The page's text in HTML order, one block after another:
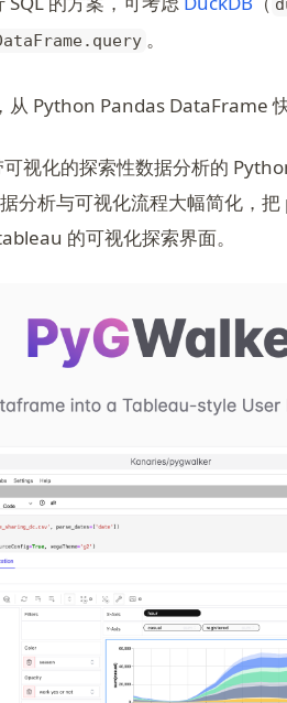
。
从 Python Pandas DataFrame
视化的探索性数据分析的
分析与可视化流程大幅简化，
的可视化探索界面。